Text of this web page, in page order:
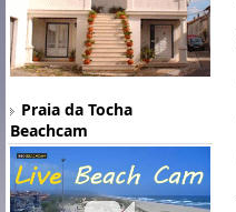
Praia da Tocha
Beachcam